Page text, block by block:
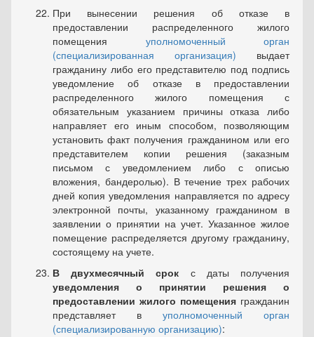
При вынесении решения об отказе в
предоставлении распре­деленного жилого
помещения уполномоченный орган
(специализиро­ванная организация) выдает
гражданину либо его представителю под подпись
уведомление об отказе в предоставлении
распределенного жилого помещения с
обязательным указанием причины отказа либо
направляет его иным способом, позволяющим
установить факт полу­чения гражданином или его
представителем копии решения (заказным
письмом с уведомлением либо с описью
вложения, бандеролью). В течение трех рабочих
дней копия уведомления направляется по адресу
электронной почты, указанному гражданином в
заявлении о принятии на учет. Указанное жилое
помещение распределяется друго­му гражданину,
состоящему на учете.
В двухмесячный срок с даты получения
уведомления о при­нятии решения о
предоставлении жилого помещения гражданин
пред­ставляет в уполномоченный орган
(специализированную организа­цию):